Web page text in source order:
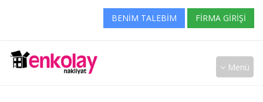
BENIM TALEBIM FIRMA GIRIŞI
Menü